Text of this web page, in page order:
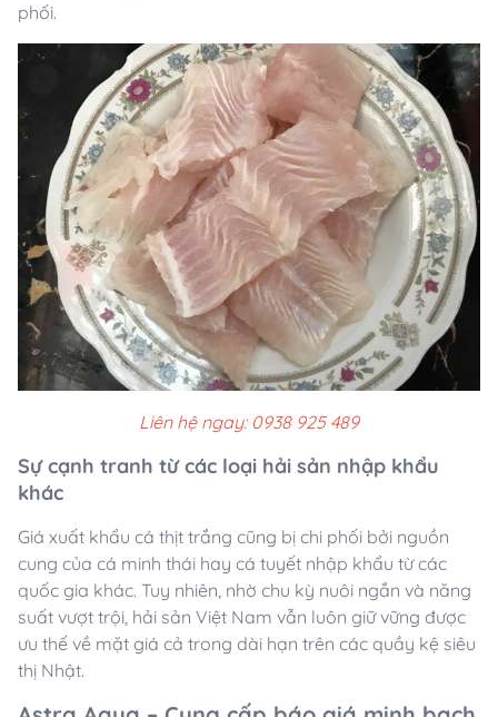
phối.
Liên hệ ngay: 0938 925 489
Sự cạnh tranh từ các loại hải sản nhập khẩu
khác
Giá xuất khẩu cá thịt trắng cũng bị chi phối bởi nguồn
cung của cá minh thái hay cá tuyết nhập khẩu từ các
quốc gia khác. Tuy nhiên, nhờ chu kỳ nuôi ngắn và năng
suất vượt trội, hải sản Việt Nam vẫn luôn giữ vững được
ưu thế về mặt giá cả trong dài hạn trên các quầy kệ siêu
thị Nhật.